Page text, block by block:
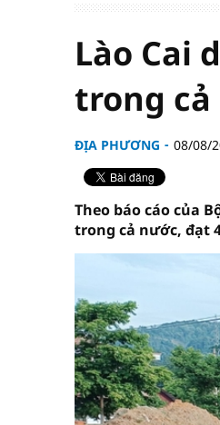
Lào Cai
trong
ĐỊA PHƯƠNG 08/08/
Theo báo cáo của
trong cả nước, đạt